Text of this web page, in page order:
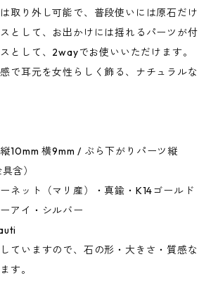
取り外し可能で、普段使いには原石だけ
として、お出かけには揺れるパーツが付
として、2wayでお使いいただけます。
で耳元を女性らしく飾る、ナチュラルな
10mm 横9mm / ぶら下がりパーツ縦
含）
ネット（マリ産）・真鍮・K14ゴールド
アイ・シルバー
ていますので、石の形・大きさ・質感な
す。